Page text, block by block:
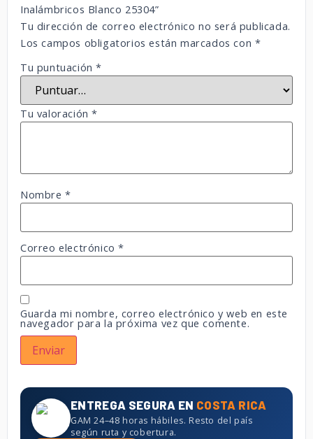
Inalámbricos Blanco 25304”
Tu dirección de correo electrónico no será publicada.
Los campos obligatorios están marcados con *
Tu puntuación*
Tu valoración*
Nombre*
Correo electrónico*
Guarda mi nombre, correo electrónico y web en este
navegador para la próxima vez que comente.
ENTREGA SEGURA EN COSTA RICA
GAM 24–48 horas hábiles. Resto del país
según ruta y cobertura.